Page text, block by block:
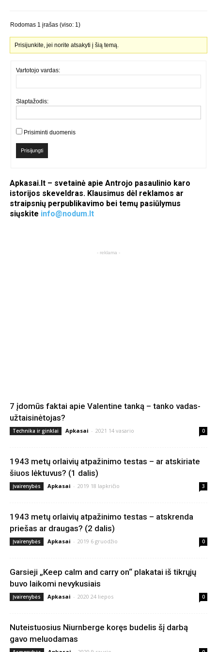
Rodomas 1 įrašas (viso: 1)
Prisijunkite, jei norite atsakyti į šią temą.
Vartotojo vardas:
Slaptažodis:
Prisiminti duomenis
Prisijungti
Apkasai.lt – svetainė apie Antrojo pasaulinio karo
istorijos skeveldras. Klausimus dėl reklamos ar
straipsnių perpublikavimo bei temų pasiūlymus
siųskite info@nodum.lt
- reklama -
7 įdomūs faktai apie Valentine tanką – tanko vadas-
užtaisinėtojas?
Technika ir ginklai Apkasai - 2021 14 vasario 0
1943 metų orlaivių atpažinimo testas – ar atskiriate
šiuos lėktuvus? (1 dalis)
Įvairenybės Apkasai - 2019 18 lapkričio 3
1943 metų orlaivių atpažinimo testas – atskrenda
priešas ar draugas? (2 dalis)
Įvairenybės Apkasai - 2019 6 gruodžio 0
Garsieji „Keep calm and carry on“ plakatai iš tikrųjų
buvo laikomi nevykusiais
Įvairenybės Apkasai - 2020 24 liepos 0
Nuteistuosius Niurnberge koręs budelis šį darbą
gavo meluodamas